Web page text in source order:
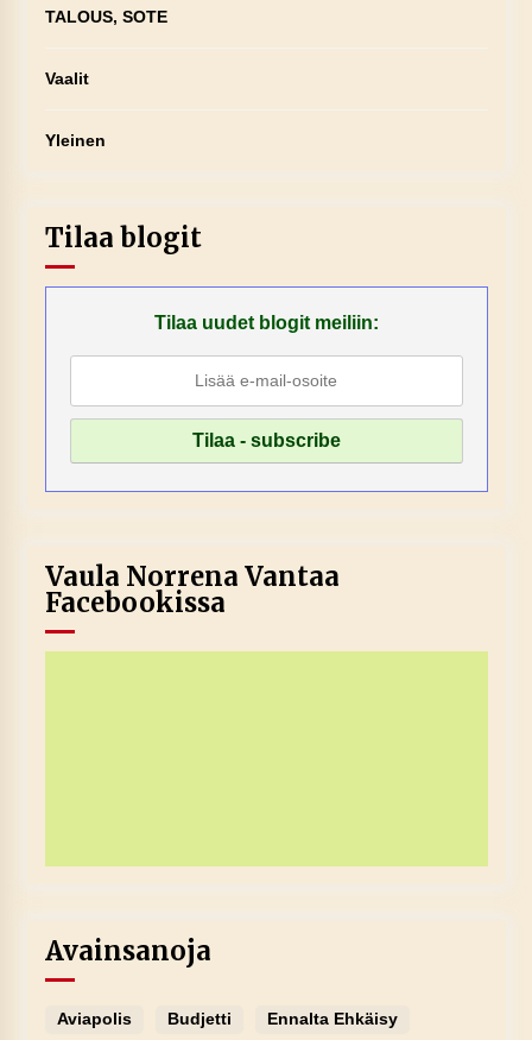
TALOUS, SOTE
Vaalit
Yleinen
Tilaa blogit
Tilaa uudet blogit meiliin:
Vaula Norrena Vantaa
Facebookissa
Avainsanoja
Aviapolis Budjetti
Ennalta Ehkäisy